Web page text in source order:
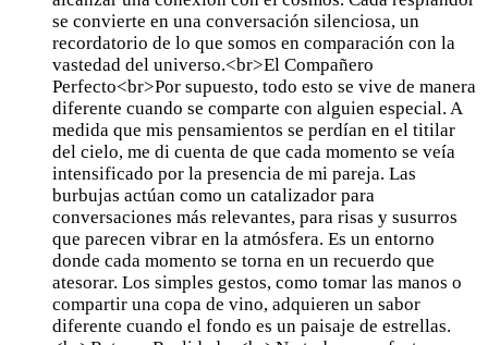
se convierte en una conversación silenciosa, un
recordatorio de lo que somos en comparación con la
vastedad del universo.<br>El Compañero
Perfecto<br>Por supuesto, todo esto se vive de manera
diferente cuando se comparte con alguien especial. A
medida que mis pensamientos se perdían en el titilar
del cielo, me di cuenta de que cada momento se veía
intensificado por la presencia de mi pareja. Las
burbujas actúan como un catalizador para
conversaciones más relevantes, para risas y susurros
que parecen vibrar en la atmósfera. Es un entorno
donde cada momento se torna en un recuerdo que
atesorar. Los simples gestos, como tomar las manos o
compartir una copa de vino, adquieren un sabor
diferente cuando el fondo es un paisaje de estrellas.